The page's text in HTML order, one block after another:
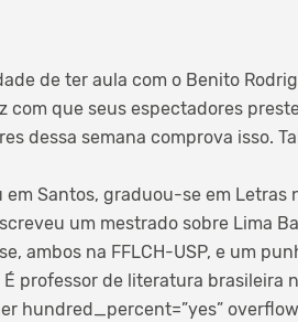
de ter aula com o Benito
com que seus espectadores
dessa semana comprova isso.
Santos, graduou-se em Letras
um mestrado sobre Lima
ambos na FFLCH-USP, e um
É professor de literatura brasileira
hundred_percent=”yes”